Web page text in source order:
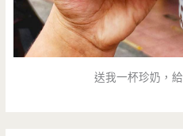
送我一杯珍奶，